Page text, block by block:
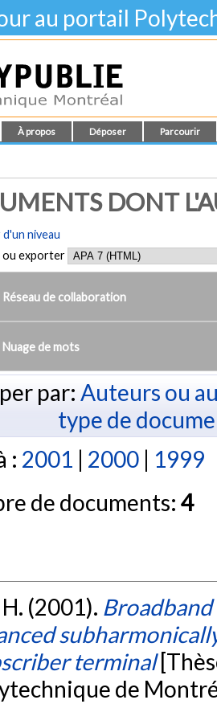
au portail
À propos Déposer Parcourir
DONT
niveau
ou exporter
Réseau de collaboration
Nuage de mots
par: Auteurs ou
type de
: 2001 | 2000 | 1999
de documents: 4
(2001).
terminal
de